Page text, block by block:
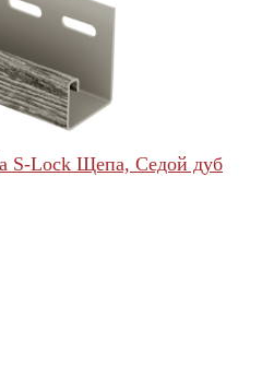
S-Lock Щепа, Седой дуб